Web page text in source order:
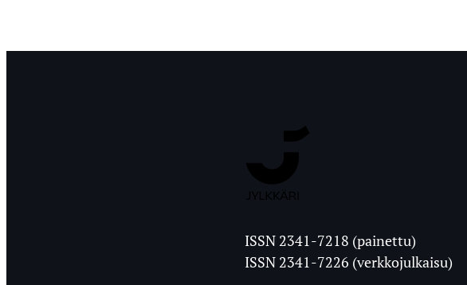
Ylioppilaslehti
ISSN 2341-7218 (painettu)
ISSN 2341-7226 (verkkojulkaisu)